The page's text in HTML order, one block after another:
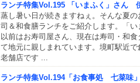
ランチ特集Vol.195 「いまふく」さん
蒸し暑い日が続きますねぇ。そんな夏
司＆和食膳ランチをご紹介します。「い
以前はお寿司屋さん、現在は寿司・和食
て地元に親しまれています。境町駅近で
老舗店です ...
ランチ特集Vol.194「お食事処 七菜味